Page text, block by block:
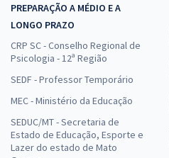
PREPARAÇÃO A MÉDIO E A
LONGO PRAZO
CRP SC - Conselho Regional de
Psicologia - 12ª Região
SEDF - Professor Temporário
MEC - Ministério da Educação
SEDUC/MT - Secretaria de
Estado de Educação, Esporte e
Lazer do estado de Mato